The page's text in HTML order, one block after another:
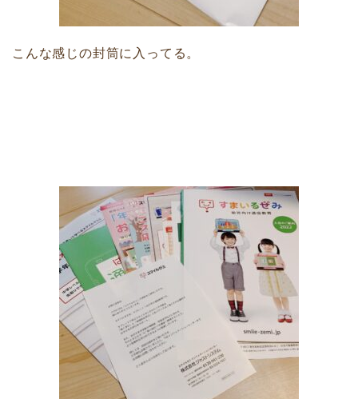
こんな感じの封筒に入ってる。